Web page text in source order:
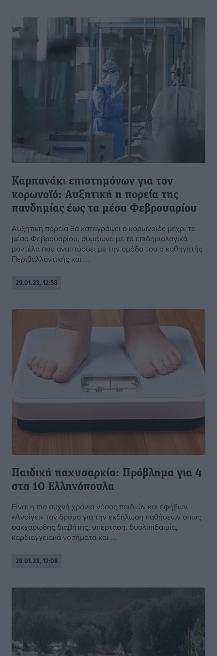
Καμπανάκι επιστημόνων για τον
κορωνοϊό: Αυξητική η πορεία της
πανδημίας έως τα μέσα Φεβρουαρίου
Aυξητική πορεία θα καταγράψει ο κορωνοϊός μέχρι τα
μέσα Φεβρουαρίου, σύμφωνα με τα επιδημιολογικά
μοντέλα που αναπτύσσει με την ομάδα του ο καθηγητής
Περιβαλλοντικής και ...
29.01.23, 12:58
Παιδική παχυσαρκία: Πρόβλημα για 4
στα 10 Ελληνόπουλα
Είναι η πιο συχνή χρόνια νόσος παιδιών και εφήβων.
«Ανοίγει» τον δρόμο για την εκδήλωση παθήσεων όπως
σακχαρώδης διαβήτης, υπέρταση, δυσλιπιδαιμία,
καρδιαγγειακά νοσήματα και ...
29.01.23, 12:08